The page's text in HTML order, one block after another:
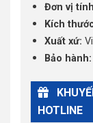
Đơn vị
Kích
Xuất xứ:
Bảo hành:
HOTLINE